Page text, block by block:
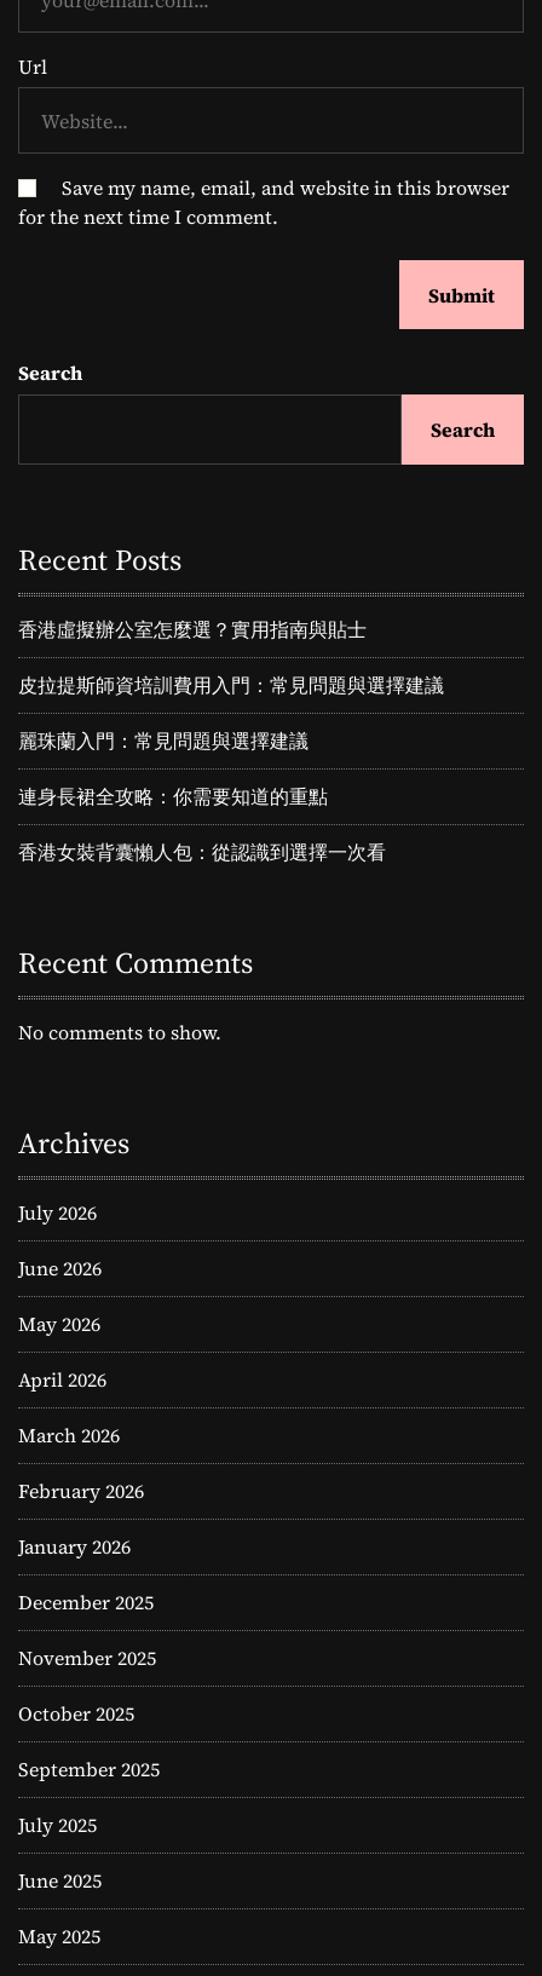
Url
Save my name, email, and website in this browser
for the next time I comment.
Search
Search
Recent Posts
香港虛擬辦公室怎麼選？實用指南與貼士
皮拉提斯師資培訓費用入門：常見問題與選擇建議
麗珠蘭入門：常見問題與選擇建議
連身長裙全攻略：你需要知道的重點
香港女裝背囊懶人包：從認識到選擇一次看
Recent Comments
No comments to show.
Archives
July 2026
June 2026
May 2026
April 2026
March 2026
February 2026
January 2026
December 2025
November 2025
October 2025
September 2025
July 2025
June 2025
May 2025